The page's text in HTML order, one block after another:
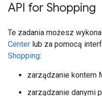
API for Shopping
Te zadania możesz
Center lub za pomocą
Shopping:
zarządzanie kontem
zarządzanie danymi